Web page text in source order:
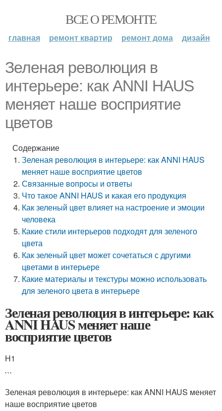
ВСЕ О РЕМОНТЕ
главная ремонт квартир ремонт дома дизайн
Зеленая революция в
интерьере: как ANNI HAUS
меняет наше восприятие
цветов
Содержание
Зеленая революция в интерьере: как ANNI HAUS
меняет наше восприятие цветов
Связанные вопросы и ответы
Что такое ANNI HAUS и какая его продукция
Как зеленый цвет влияет на настроение и эмоции
человека
Какие стили интерьеров подходят для зеленого
цвета
Как зеленый цвет может сочетаться с другими
цветами в интерьере
Какие материалы и текстуры можно использовать
для зеленого цвета в интерьере
Зеленая революция в интерьере: как
ANNI HAUS меняет наше
восприятие цветов
H1
```
Зеленая революция в интерьере: как ANNI HAUS меняет
наше восприятие цветов